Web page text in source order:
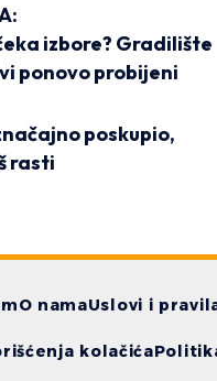
izbore? Gradilište
ponovo probijeni
poskupio,
rasti
O namaUslovi i
kolačića